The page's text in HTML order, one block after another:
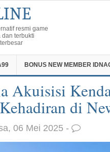
resmi game
terbukti
BONUS NEW MEMBER
Akuisisi
di
06 Mei 2025 -